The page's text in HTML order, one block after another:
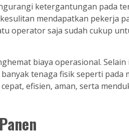
ketergantungan pada
mendapatkan pekerja
operator saja sudah cukup
biaya operasional.
tenaga fisik seperti pada
efisien, aman, serta